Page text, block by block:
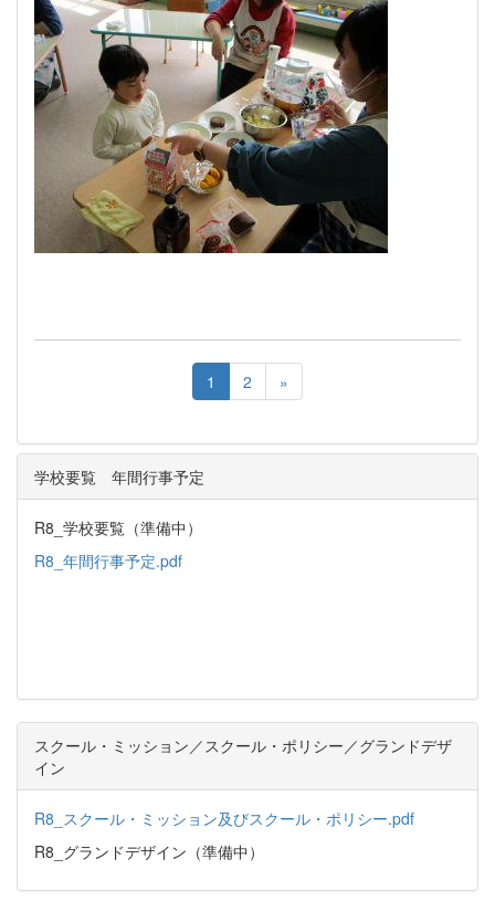
1 2 »
学校要覧 年間行事予定
R8_学校要覧（準備中）
R8_年間行事予定.pdf
スクール・ミッション／スクール・ポリシー／グランドデザ
イン
R8_スクール・ミッション及びスクール・ポリシー.pdf
R8_グランドデザイン（準備中）